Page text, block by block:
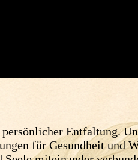
Entfaltung.
für Gesundheit und